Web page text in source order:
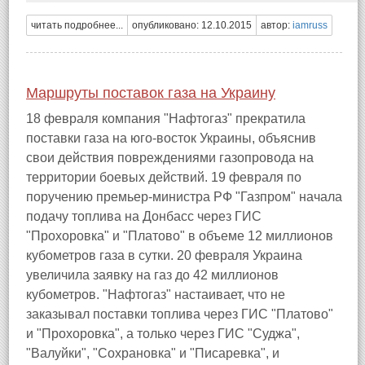
читать подробнее... опубликовано: 12.10.2015 автор: iamruss
Маршруты поставок газа на Украину
18 февраля компания "Нафтогаз" прекратила
поставки газа на юго-восток Украины, объяснив
свои действия повреждениями газопровода на
территории боевых действий. 19 февраля по
поручению премьер-министра РФ "Газпром" начала
подачу топлива на Донбасс через ГИС
"Прохоровка" и "Платово" в объеме 12 миллионов
кубометров газа в сутки. 20 февраля Украина
увеличила заявку на газ до 42 миллионов
кубометров. "Нафтогаз" настаивает, что не
заказывал поставки топлива через ГИС "Платово"
и "Прохоровка", а только через ГИС "Суджа",
"Валуйки", "Сохрановка" и "Писаревка", и